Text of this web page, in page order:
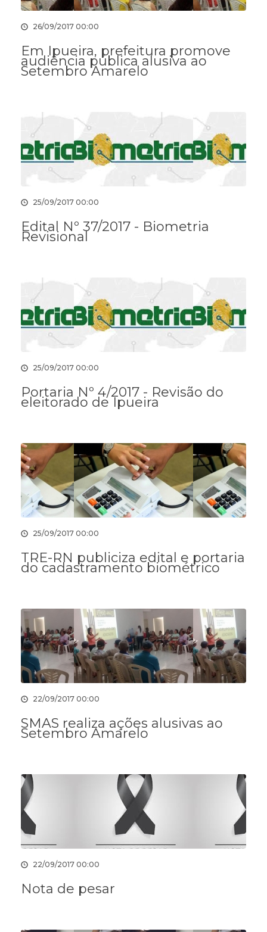
26/09/2017 00:00
Em Ipueira, prefeitura promove
audiência pública alusiva ao
Setembro Amarelo
25/09/2017 00:00
Edital Nº 37/2017 - Biometria
Revisional
25/09/2017 00:00
Portaria Nº 4/2017 - Revisão do
eleitorado de Ipueira
25/09/2017 00:00
TRE-RN publiciza edital e portaria
do cadastramento biométrico
22/09/2017 00:00
SMAS realiza ações alusivas ao
Setembro Amarelo
22/09/2017 00:00
Nota de pesar